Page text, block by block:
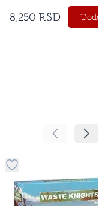
8,250 RSD
Pomeranje
omiljeno
Dugme za dodavanje